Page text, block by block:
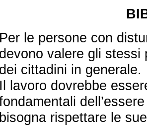
Per le persone con
devono valere gli stessi
dei cittadini in generale.
Il lavoro dovrebbe
bisogna rispettare le